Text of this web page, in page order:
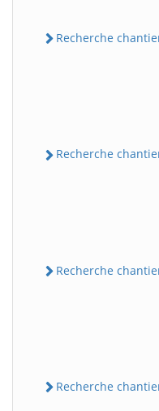
Recherche chantier
Recherche
Recherche
Recherche chantier